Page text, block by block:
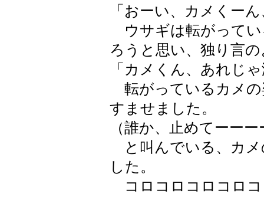
「おーい、カメくー
ウサギは転がってい
ろうと思い、独り言
「カメくん、あれじ
転がっているカメの
すませました。
（誰か、止めてーー
と叫んでいる、カメ
した。
コロコロコロコロ